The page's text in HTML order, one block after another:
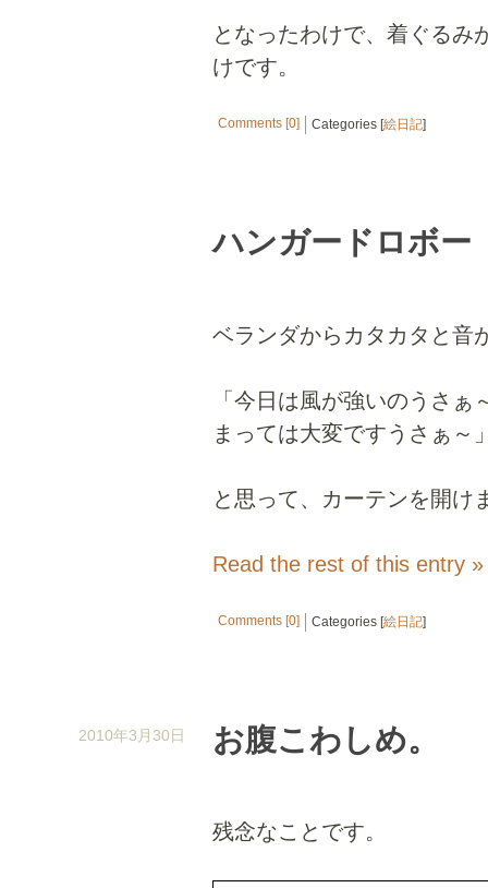
となったわけで、着ぐるみ
けです。
Comments [0] Categories [絵日記]
ハンガードロボー
ベランダからカタカタと音
「今日は風が強いのうさ
まっては大変ですうさぁ～
と思って、カーテンを開け
Read the rest of this entry »
Comments [0] Categories [絵日記]
2010年3月30日 お腹こわしめ。
残念なことです。